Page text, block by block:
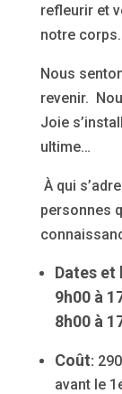
refleurir et
notre corps.
Nous
revenir.
Joie
ultime…
À qui
personnes
Dates et
9h00 à
8h00 à
Coût:
avant le